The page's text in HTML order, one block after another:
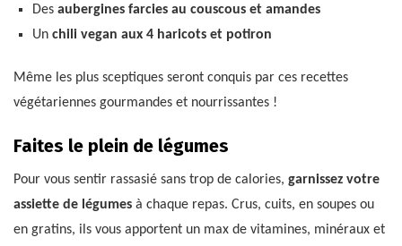
Des aubergines farcies au couscous et amandes
Un chili vegan aux 4 haricots et potiron
Même les plus sceptiques seront conquis par ces recettes
végétariennes gourmandes et nourrissantes !
Faites le plein de légumes
Pour vous sentir rassasié sans trop de calories, garnissez votre
assiette de légumes à chaque repas. Crus, cuits, en soupes ou
en gratins, ils vous apportent un max de vitamines, minéraux et